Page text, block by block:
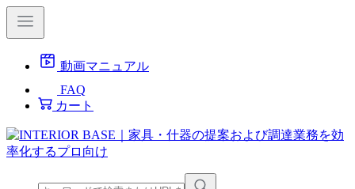
動画マニュアル
FAQ
カート